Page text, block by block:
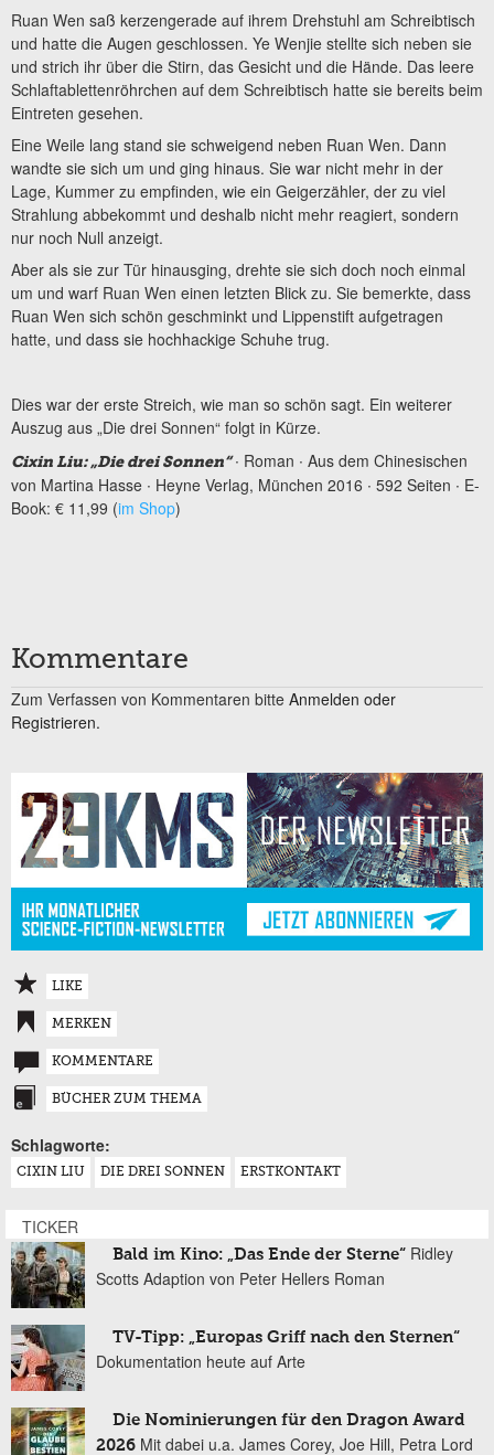
Ruan Wen saß kerzengerade auf ihrem Drehstuhl am Schreibtisch
und hatte die Augen geschlossen. Ye Wenjie stellte sich neben sie
und strich ihr über die Stirn, das Gesicht und die Hände. Das leere
Schlaftablettenröhrchen auf dem Schreibtisch hatte sie bereits beim
Eintreten gesehen.
Eine Weile lang stand sie schweigend neben Ruan Wen. Dann
wandte sie sich um und ging hinaus. Sie war nicht mehr in der
Lage, Kummer zu empfinden, wie ein Geigerzähler, der zu viel
Strahlung abbekommt und deshalb nicht mehr reagiert, sondern
nur noch Null anzeigt.
Aber als sie zur Tür hinausging, drehte sie sich doch noch einmal
um und warf Ruan Wen einen letzten Blick zu. Sie bemerkte, dass
Ruan Wen sich schön geschminkt und Lippenstift aufgetragen
hatte, und dass sie hochhackige Schuhe trug.
Dies war der erste Streich, wie man so schön sagt. Ein weiterer
Auszug aus „Die drei Sonnen“ folgt in Kürze.
Cixin Liu: „Die drei Sonnen“∙ Roman ∙ Aus dem Chinesischen
von Martina Hasse ∙ Heyne Verlag, München 2016 ∙ 592 Seiten ∙ E-
Book: € 11,99 (im Shop)
Kommentare
Zum Verfassen von Kommentaren bitte Anmelden oder
Registrieren.
LIKE
MERKEN
KOMMENTARE
BÜCHER ZUM THEMA
Schlagworte:
CIXIN LIU DIE DREI SONNEN ERSTKONTAKT
TICKER
Bald im Kino: „Das Ende der Sterne“ Ridley
Scotts Adaption von Peter Hellers Roman
TV-Tipp: „Europas Griff nach den Sternen“
Dokumentation heute auf Arte
Die Nominierungen für den Dragon Award
2026 Mit dabei u.a. James Corey, Joe Hill, Petra Lord